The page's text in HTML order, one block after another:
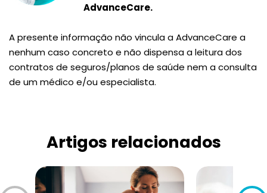
AdvanceCare.
A presente informação não vincula a AdvanceCare a
nenhum caso concreto e não dispensa a leitura dos
contratos de seguros/planos de saúde nem a consulta
de um médico e/ou especialista.
Artigos relacionados